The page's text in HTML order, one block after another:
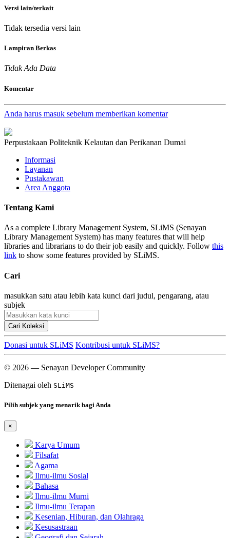
Versi lain/terkait
Tidak tersedia versi lain
Lampiran Berkas
Tidak Ada Data
Komentar
Anda harus masuk sebelum memberikan komentar
Perpustakaan Politeknik Kelautan dan Perikanan Dumai
Informasi
Layanan
Pustakawan
Area Anggota
Tentang Kami
As a complete Library Management System, SLiMS (Senayan
Library Management System) has many features that will help
libraries and librarians to do their job easily and quickly. Follow this
link to show some features provided by SLiMS.
Cari
masukkan satu atau lebih kata kunci dari judul, pengarang, atau
subjek
Cari Koleksi
Donasi untuk SLiMS Kontribusi untuk SLiMS?
© 2026 — Senayan Developer Community
Ditenagai oleh SLiMS
Pilih subjek yang menarik bagi Anda
×
Karya Umum
Filsafat
Agama
Ilmu-ilmu Sosial
Bahasa
Ilmu-ilmu Murni
Ilmu-ilmu Terapan
Kesenian, Hiburan, dan Olahraga
Kesusastraan